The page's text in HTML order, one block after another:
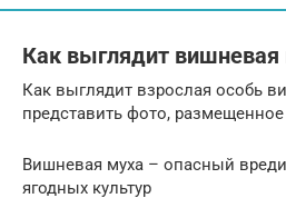
Как выглядит вишневая
Как выглядит взрослая особь
представить фото,
Вишневая муха – опасный
ягодных культур